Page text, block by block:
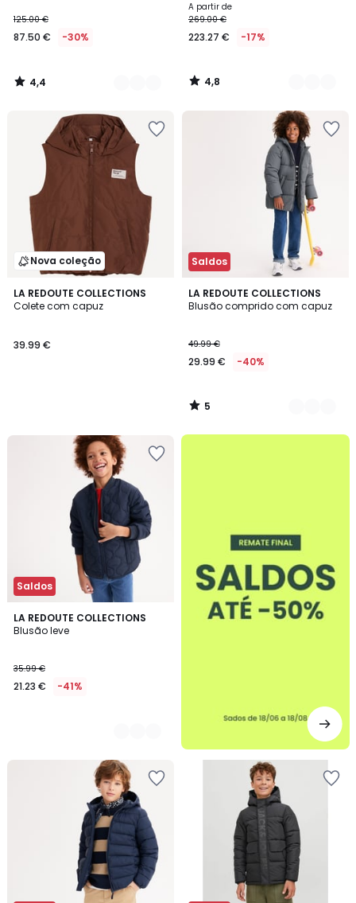
€
em
de
125.00
desconto
aplicado.
125.00 €
87.50 € -30%
4,4
/
A partir de
269.00 €
223.27 € -17%
4,8
/
Nova coleção
LA REDOUTE COLLECTIONS
Colete com capuz
39.99 €
Saldos
LA REDOUTE COLLECTIONS
Blusão comprido com capuz
49.99 €
29.99 € -40%
5
/
2
Cores
5
/
Saldos
LA REDOUTE COLLECTIONS
Blusão leve
35.99 €
21.23 € -41%
2
Cores
até